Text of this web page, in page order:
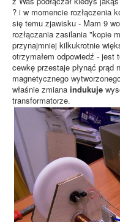
? i w momencie rozłączenia
się temu zjawisku - Mam 9
rozłączania zasilania "kopie
przynajmniej kilkukrotnie
otrzymałem odpowiedź - jest
cewkę przestaje płynąć prąd
magnetycznego
właśnie zmiana indukuje
transformatorze.